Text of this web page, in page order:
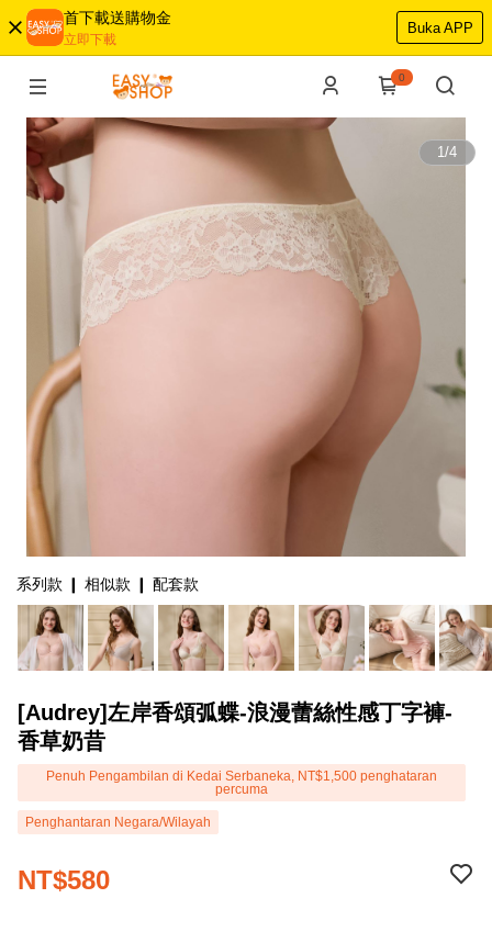
首下載送購物金
立即下載
Buka APP
0
1/4
系列款 ❙ 相似款 ❙ 配套款
[Audrey]左岸香頌弧蝶-浪漫蕾絲性感丁字褲-
香草奶昔
Penuh Pengambilan di Kedai Serbaneka, NT$1,500 penghataran
percuma
Penghantaran Negara/Wilayah
NT$580